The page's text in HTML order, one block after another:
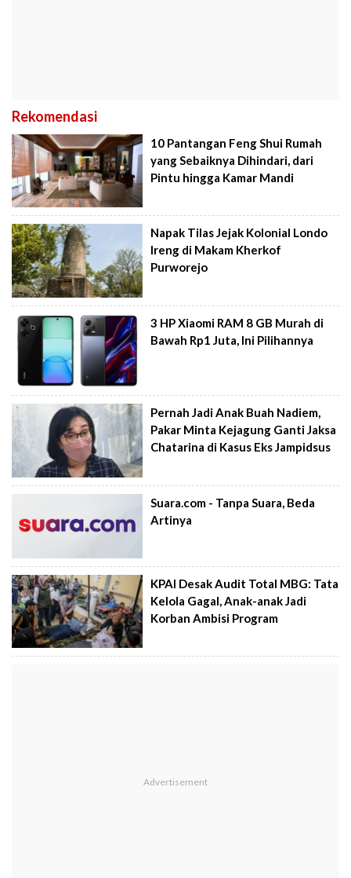
Rekomendasi
10 Pantangan Feng Shui Rumah
yang Sebaiknya Dihindari, dari
Pintu hingga Kamar Mandi
Napak Tilas Jejak Kolonial Londo
Ireng di Makam Kherkof
Purworejo
3 HP Xiaomi RAM 8 GB Murah di
Bawah Rp1 Juta, Ini Pilihannya
Pernah Jadi Anak Buah Nadiem,
Pakar Minta Kejagung Ganti Jaksa
Chatarina di Kasus Eks Jampidsus
Suara.com - Tanpa Suara, Beda
Artinya
KPAI Desak Audit Total MBG: Tata
Kelola Gagal, Anak-anak Jadi
Korban Ambisi Program